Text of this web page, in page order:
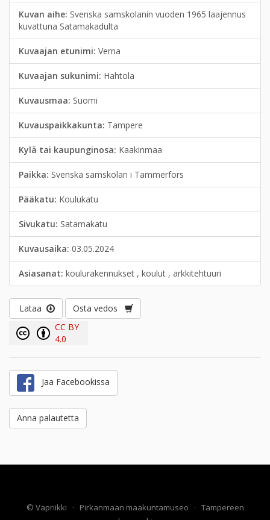
Kuvan aihe: Svenska samskolanin vuoden 1965 laajennus
kuvattuna Satamakadulta
Kuvaajan etunimi: Verna
Kuvaajan sukunimi: Hahtola
Kuvausmaa: Suomi
Kuvauspaikkakunta: Tampere
Kylä tai kaupunginosa: Kaakinmaa
Paikka: Svenska samskolan i Tammerfors
Pääkatu: Koulukatu
Sivukatu: Satamakatu
Kuvausaika: 03.05.2024
Asiasanat: koulurakennukset , koulut , arkkitehtuuri
Lataa
Osta vedos
CC BY
4.0
Jaa Facebookissa
Anna palautetta
© Vapriikki · Pirkanmaan maakuntamuseo · Tampereen